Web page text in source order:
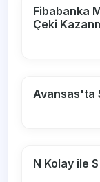
Fibabanka
Çeki
Avansas'ta
N Kolay ile